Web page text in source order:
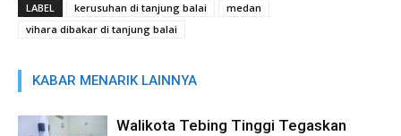
LABEL kerusuhan di tanjung balai
medan
vihara dibakar di tanjung balai
KABAR MENARIK LAINNYA
Walikota Tebing Tinggi Tegaskan